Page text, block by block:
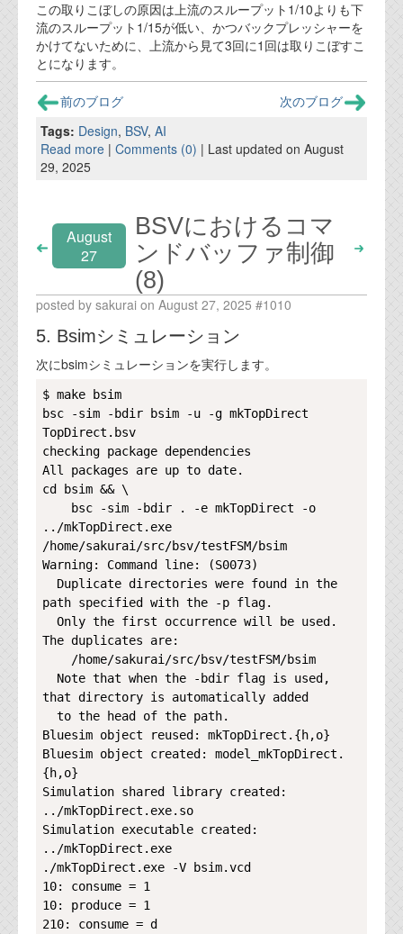
この取りこぼしの原因は上流のスループット1/10よりも下
流のスループット1/15が低い、かつバックプレッシャーを
かけてないために、上流から見て3回に1回は取りこぼすこ
とになります。
前のブログ
次のブログ
Tags: Design, BSV, AI
Read more | Comments (0) | Last updated on August
29, 2025
August
27
BSVにおけるコマ
ンドバッファ制御
(8)
posted by sakurai on August 27, 2025 #1010
5. Bsimシミュレーション
次にbsimシミュレーションを実行します。
$ make bsim
bsc -sim -bdir bsim -u -g mkTopDirect
TopDirect.bsv
checking package dependencies
All packages are up to date.
cd bsim && \
../mkTopDirect.exe
/home/sakurai/src/bsv/testFSM/bsim
Warning: Command line: (S0073)
path specified with the -p flag.
The duplicates are:
that directory is automatically added
Bluesim object reused: mkTopDirect.{h,o}
Bluesim object created: model_mkTopDirect.
{h,o}
Simulation shared library created:
../mkTopDirect.exe.so
Simulation executable created:
../mkTopDirect.exe
./mkTopDirect.exe -V bsim.vcd
10: consume = 1
10: produce = 1
210: consume = d